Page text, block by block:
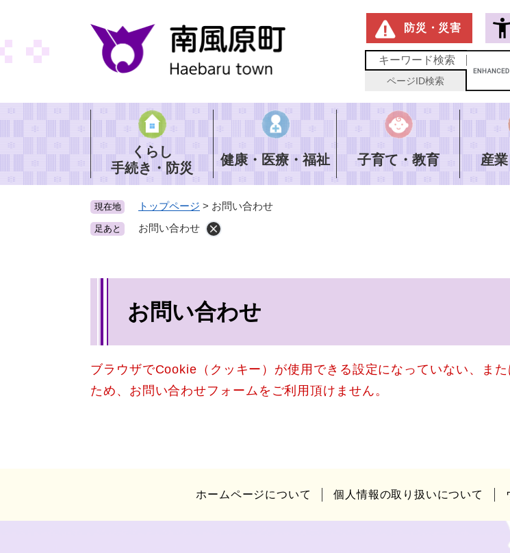
ジ
の
で
す
。
防災・災害
キーワード検索
ページID検索
くらし
手続き・防災
健康・医療・福祉 子育て・教育 産
現在地 トップページ > お問い合わせ
足あと お問い合わせ
お問い合わせ
ブラウザでCookie（クッキー）が使用できる設定になっていない、ま
ため、お問い合わせフォームをご利用頂けません。
ホームページについて 個人情報の取り扱いについて